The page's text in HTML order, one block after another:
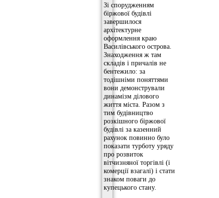
Зі спорудженням
біржової будівлі
завершилося
архітектурне
оформлення краю
Василівського острова.
Знаходження ж там
складів і причалів не
бентежило: за
тодішніми поняттями
вони демонстрували
динамізм ділового
життя міста. Разом з
тим будівництво
розкішного біржової
будівлі за казенний
рахунок повинно було
показати турботу уряду
про розвиток
вітчизняної торгівлі (і
комерції взагалі) і стати
знаком поваги до
купецького стану.